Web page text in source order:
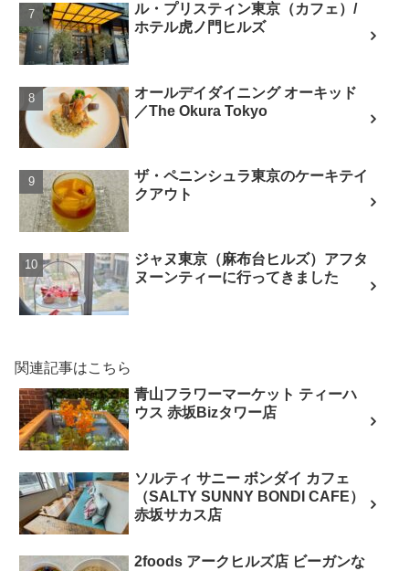
ル・プリスティン東京（カフェ）/
ホテル虎ノ門ヒルズ
オールデイダイニング オーキッド
／The Okura Tokyo
ザ・ペニンシュラ東京のケーキテイ
クアウト
ジャヌ東京（麻布台ヒルズ）アフタ
ヌーンティーに行ってきました
関連記事はこちら
青山フラワーマーケット ティーハ
ウス 赤坂Bizタワー店
ソルティ サニー ボンダイ カフェ
（SALTY SUNNY BONDI CAFE）
赤坂サカス店
2foods アークヒルズ店 ビーガンな